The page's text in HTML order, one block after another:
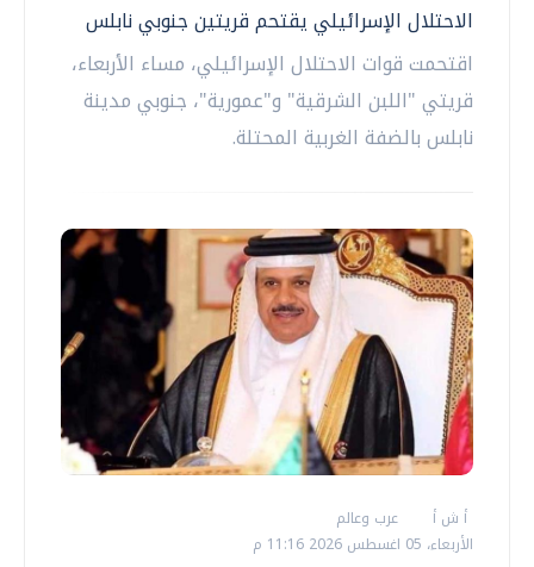
الاحتلال الإسرائيلي يقتحم قريتين جنوبي نابلس
اقتحمت قوات الاحتلال الإسرائيلي، مساء الأربعاء،
قريتي "اللبن الشرقية" و"عمورية"، جنوبي مدينة
نابلس بالضفة الغربية المحتلة.
أ ش أ
عرب وعالم
الأربعاء، 05 اغسطس 2026 11:16 م